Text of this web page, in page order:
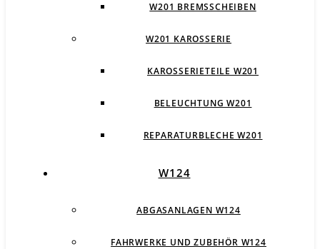
W201 BREMSSCHEIBEN
W201 KAROSSERIE
KAROSSERIETEILE W201
BELEUCHTUNG W201
REPARATURBLECHE W201
W124
ABGASANLAGEN W124
FAHRWERKE UND ZUBEHÖR W124